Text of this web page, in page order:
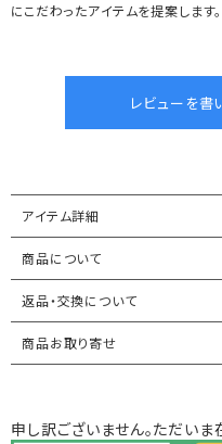
にこだわったアイテムを提案します。
アイテム詳細
商品について
返品・交換について
商品お取り寄せ
申し訳ございません。ただいま